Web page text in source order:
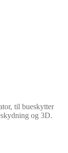
til bueskytter
og 3D.